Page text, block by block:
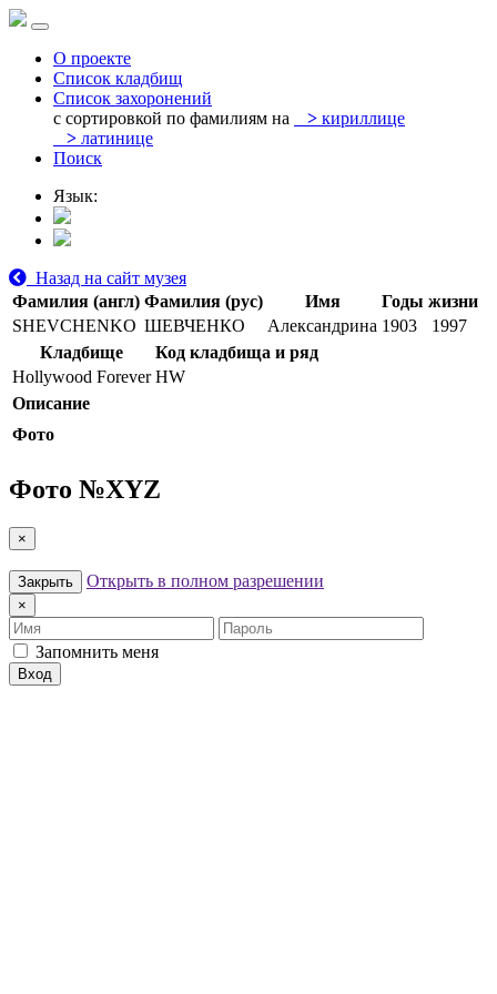
О проекте
Список кладбищ
Список захоронений
с сортировкой по фамилиям на
> кириллице
> латинице
Поиск
Язык:
Назад на сайт музея
Фамилия (англ) Фамилия (рус) Имя
Годы жизни
SHEVCHENKO ШЕВЧЕНКО Александрина 1903
1997
Кладбище
Код кладбища и ряд
Hollywood Forever HW
Описание
Фото
Фото №XYZ
×
Закрыть Открыть в полном разрешении
×
Имя
Пароль
Запомнить меня
Вход